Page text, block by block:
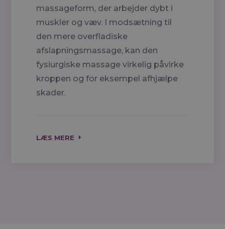
massageform, der arbejder dybt i
muskler og væv. I modsætning til
den mere overfladiske
afslapningsmassage, kan den
fysiurgiske massage virkelig påvirke
kroppen og for eksempel afhjælpe
skader.
LÆS MERE